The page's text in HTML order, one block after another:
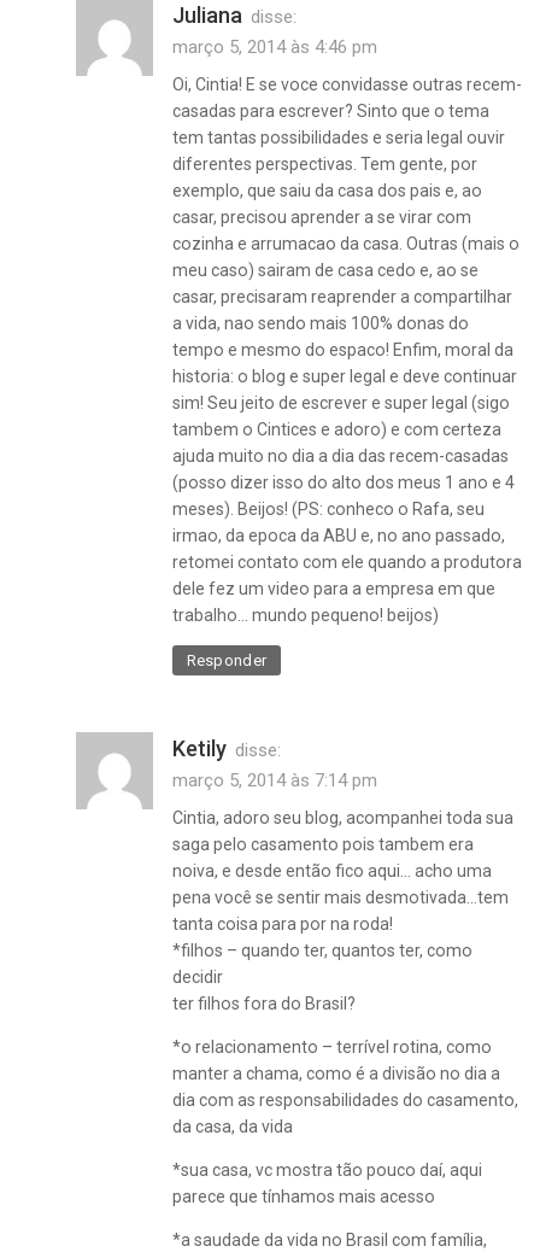
Juliana disse:
março 5, 2014 às 4:46 pm
Oi, Cintia! E se voce convidasse outras recem-
casadas para escrever? Sinto que o tema
tem tantas possibilidades e seria legal ouvir
diferentes perspectivas. Tem gente, por
exemplo, que saiu da casa dos pais e, ao
casar, precisou aprender a se virar com
cozinha e arrumacao da casa. Outras (mais o
meu caso) sairam de casa cedo e, ao se
casar, precisaram reaprender a compartilhar
a vida, nao sendo mais 100% donas do
tempo e mesmo do espaco! Enfim, moral da
historia: o blog e super legal e deve continuar
sim! Seu jeito de escrever e super legal (sigo
tambem o Cintices e adoro) e com certeza
ajuda muito no dia a dia das recem-casadas
(posso dizer isso do alto dos meus 1 ano e 4
meses). Beijos! (PS: conheco o Rafa, seu
irmao, da epoca da ABU e, no ano passado,
retomei contato com ele quando a produtora
dele fez um video para a empresa em que
trabalho… mundo pequeno! beijos)
Responder
Ketily disse:
março 5, 2014 às 7:14 pm
Cintia, adoro seu blog, acompanhei toda sua
saga pelo casamento pois tambem era
noiva, e desde então fico aqui… acho uma
pena você se sentir mais desmotivada…tem
tanta coisa para por na roda!
*filhos – quando ter, quantos ter, como
decidir
ter filhos fora do Brasil?
*o relacionamento – terrível rotina, como
manter a chama, como é a divisão no dia a
dia com as responsabilidades do casamento,
da casa, da vida
*sua casa, vc mostra tão pouco daí, aqui
parece que tínhamos mais acesso
*a saudade da vida no Brasil com família,